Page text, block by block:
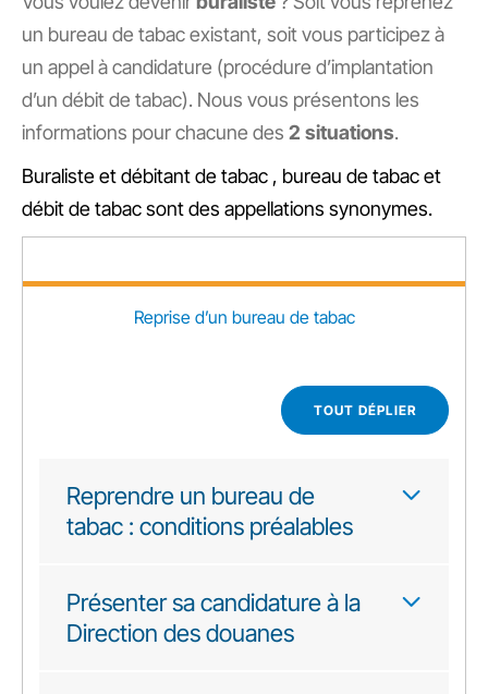
un bureau de tabac existant, soit vous participez à
un appel à candidature (procédure d’implantation
d’un débit de tabac). Nous vous présentons les
informations pour chacune des 2 situations.
Buralisteetdébitant de tabac , bureau de tabacet
débit de tabacsont des appellations synonymes.
Reprise d’un bureau de tabac
TOUT DÉPLIER
Reprendre un bureau de
tabac : conditions préalables
Présenter sa candidature à la
Direction des douanes